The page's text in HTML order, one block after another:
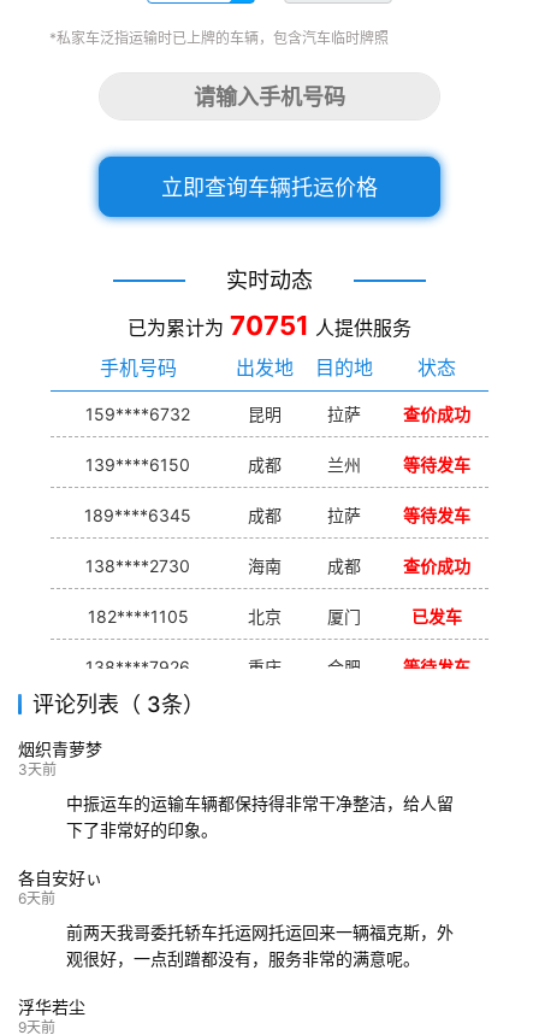
*私家车泛指运输时已上牌的车辆，包含汽车临时牌照
立即查询车辆托运价格
实时动态
已为累计为 70751 人提供服务
手机号码
出发地 目的地 状态
159****6732 昆明 拉萨 查价成功
139****6150 成都 兰州 等待发车
189****6345 成都 拉萨 等待发车
138****2730 海南 成都 查价成功
182****1105 北京 厦门 已发车
138****7926 重庆 合肥 等待发车
139****9233
评论列表（ 3条）
烟织青萝梦
3天前
中振运车的运输车辆都保持得非常干净整洁，给人留
下了非常好的印象。
各自安好ぃ
6天前
前两天我哥委托轿车托运网托运回来一辆福克斯，外
观很好，一点刮蹭都没有，服务非常的满意呢。
浮华若尘
9天前